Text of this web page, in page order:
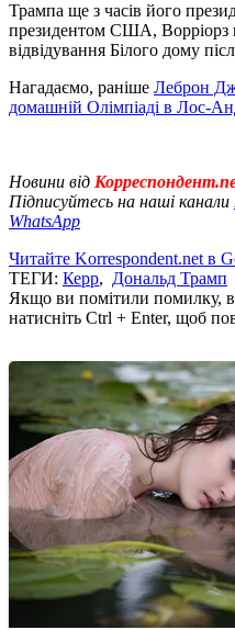
Трампа ще з часів його
президентом США, Ворріорз
відвідування Білого дому
Нагадаємо, раніше Леброн
домашній Олімпіаді в Лос-
Новини від
Підписуйтесь на наші канали
WhatsApp
Читайте Korrespondent.net в
ТЕГИ: Керр, Дональд Трамп
Якщо ви помітили помилку,
натисніть Ctrl + Enter, щоб